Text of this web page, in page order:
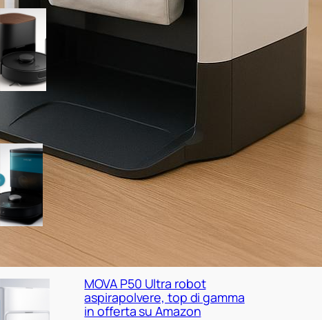
SwitchBot K11+ robot
aspirapolvere e
lavapavimenti, minimo
storico su Amazon
Cecotec Conga X50 X-Treme,
robot con base autovuotante
a prezzo super su Amazon
MOVA P50 Ultra robot
aspirapolvere, top di gamma
in offerta su Amazon